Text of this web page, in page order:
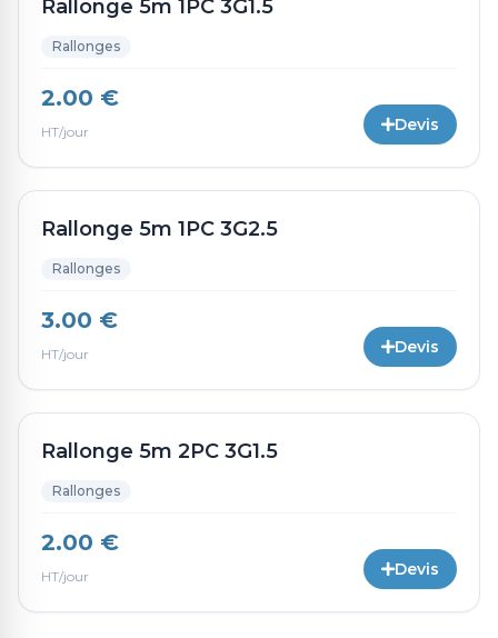
Rallonge 5m 1PC 3G1.5
Rallonges
2.00 €
HT/jour Devis
Rallonge 5m 1PC 3G2.5
Rallonges
3.00 €
HT/jour Devis
Rallonge 5m 2PC 3G1.5
Rallonges
2.00 €
HT/jour Devis